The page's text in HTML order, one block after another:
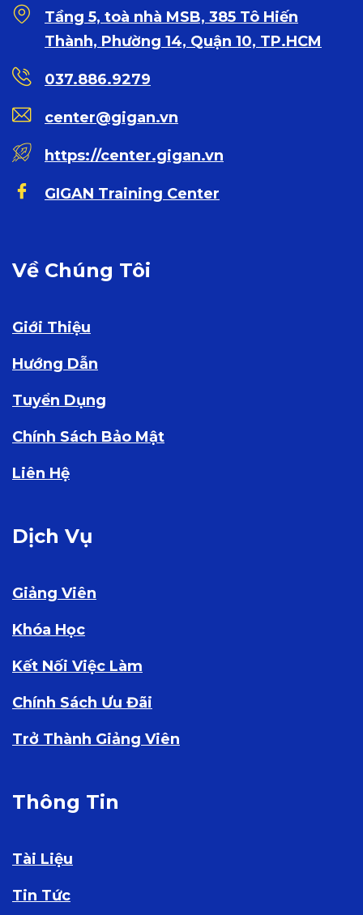
Tầng 5, toà nhà MSB, 385 Tô Hiến
Thành, Phường 14, Quận 10, TP.HCM
037.886.9279
center@gigan.vn
https://center.gigan.vn
GIGAN Training Center
Về Chúng Tôi
Giới Thiệu
Hướng Dẫn
Tuyển Dụng
Chính Sách Bảo Mật
Liên Hệ
Dịch Vụ
Giảng Viên
Khóa Học
Kết Nối Việc Làm
Chính Sách Ưu Đãi
Trở Thành Giảng Viên
Thông Tin
Tài Liệu
Tin Tức